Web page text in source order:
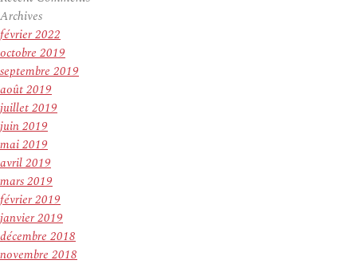
Archives
février 2022
octobre 2019
septembre 2019
août 2019
juillet 2019
juin 2019
mai 2019
avril 2019
mars 2019
février 2019
janvier 2019
décembre 2018
novembre 2018